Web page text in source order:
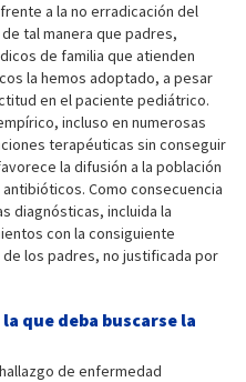
a la no erradicación del
tal manera que padres,
de familia que atienden
la hemos adoptado, a pesar
en el paciente pediátrico.
incluso en numerosas
terapéuticas sin conseguir
la difusión a la población
Como consecuencia
diagnósticas, incluida la
con la consiguiente
los padres, no justificada por
que deba buscarse la
de enfermedad